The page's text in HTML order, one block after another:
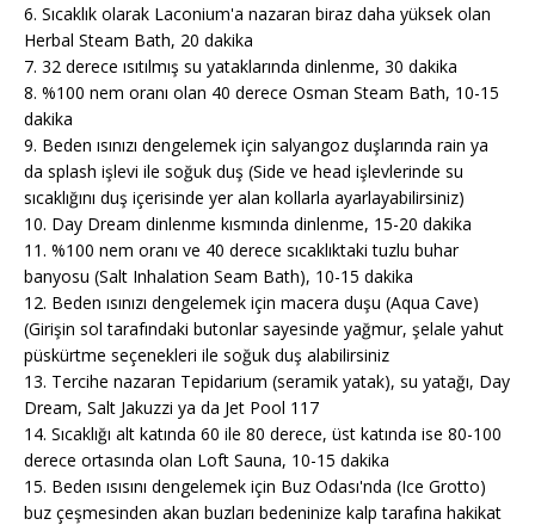
6. Sıcaklık olarak Laconium'a nazaran biraz daha yüksek olan
Herbal Steam Bath, 20 dakika
7. 32 derece ısıtılmış su yataklarında dinlenme, 30 dakika
8. %100 nem oranı olan 40 derece Osman Steam Bath, 10-15
dakika
9. Beden ısınızı dengelemek için salyangoz duşlarında rain ya
da splash işlevi ile soğuk duş (Side ve head işlevlerinde su
sıcaklığını duş içerisinde yer alan kollarla ayarlayabilirsiniz)
10. Day Dream dinlenme kısmında dinlenme, 15-20 dakika
11. %100 nem oranı ve 40 derece sıcaklıktaki tuzlu buhar
banyosu (Salt Inhalation Seam Bath), 10-15 dakika
12. Beden ısınızı dengelemek için macera duşu (Aqua Cave)
(Girişin sol tarafındaki butonlar sayesinde yağmur, şelale yahut
püskürtme seçenekleri ile soğuk duş alabilirsiniz
13. Tercihe nazaran Tepidarium (seramik yatak), su yatağı, Day
Dream, Salt Jakuzzi ya da Jet Pool 117
14. Sıcaklığı alt katında 60 ile 80 derece, üst katında ise 80-100
derece ortasında olan Loft Sauna, 10-15 dakika
15. Beden ısısını dengelemek için Buz Odası'nda (Ice Grotto)
buz çeşmesinden akan buzları bedeninize kalp tarafına hakikat